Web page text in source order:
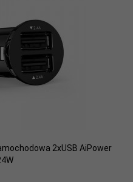
2xUSB AiPower